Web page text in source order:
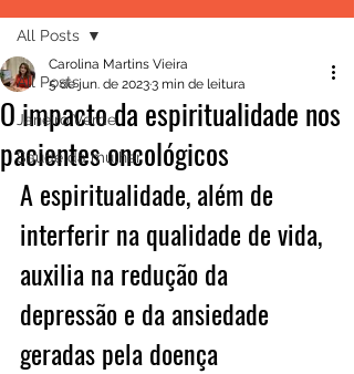
All Posts
Janeiro Verde
Saúde da mulher
All Posts
O impacto da espiritualidade nos
pacientes oncológicos
Carolina Martins Vieira
5 de jun. de 20233 min de leitura
A espiritualidade, além de
interferir na qualidade de vida,
auxilia na redução da
depressão e da ansiedade
geradas pela doença